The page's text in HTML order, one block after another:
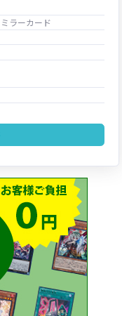
ミラーカード